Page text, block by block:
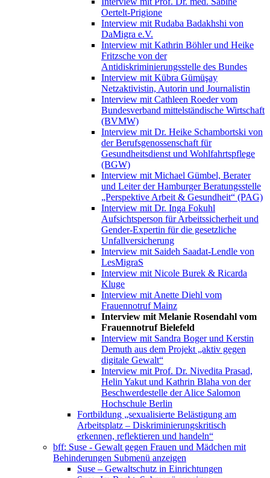
Oertelt-Prigione
Interview mit Rudaba Badakhshi von
DaMigra e.V.
Interview mit Kathrin Böhler und Heike
Fritzsche von der
Antidiskriminierungsstelle des Bundes
Interview mit Kübra Gümüşay
Netzaktivistin, Autorin und Journalistin
Interview mit Cathleen Roeder vom
Bundesverband mittelständische Wirtschaft
(BVMW)
Interview mit Dr. Heike Schambortski von
der Berufsgenossenschaft für
Gesundheitsdienst und Wohlfahrtspflege
(BGW)
Interview mit Michael Gümbel, Berater
und Leiter der Hamburger Beratungsstelle
„Perspektive Arbeit & Gesundheit“ (PAG)
Interview mit Dr. Inga Fokuhl
Aufsichtsperson für Arbeitssicherheit und
Gender-Expertin für die gesetzliche
Unfallversicherung
Interview mit Saideh Saadat-Lendle von
LesMigraS
Interview mit Nicole Burek & Ricarda
Kluge
Interview mit Anette Diehl vom
Frauennotruf Mainz
Interview mit Melanie Rosendahl vom
Frauennotruf Bielefeld
Interview mit Sandra Boger und Kerstin
Demuth aus dem Projekt „aktiv gegen
digitale Gewalt“
Interview mit Prof. Dr. Nivedita Prasad,
Helin Yakut und Kathrin Blaha von der
Beschwerdestelle der Alice Salomon
Hochschule Berlin
Fortbildung „sexualisierte Belästigung am
Arbeitsplatz – Diskriminierungskritisch
erkennen, reflektieren und handeln“
bff: Suse - Gewalt gegen Frauen und Mädchen mit
Behinderungen Submenü anzeigen
Suse – Gewaltschutz in Einrichtungen